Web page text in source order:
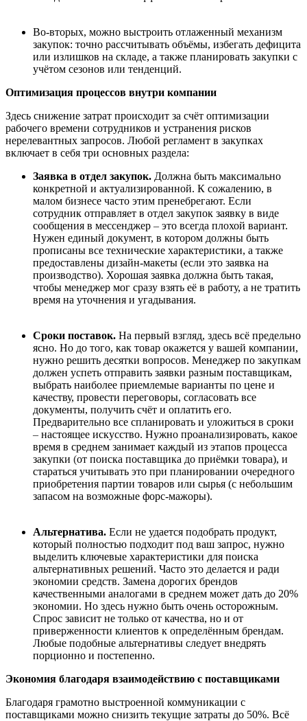
Во-вторых, можно выстроить отлаженный механизм
закупок: точно рассчитывать объёмы, избегать дефицита
или излишков на складе, а также планировать закупки с
учётом сезонов или тенденций.
Оптимизация процессов внутри компании
Здесь снижение затрат происходит за счёт оптимизации
рабочего времени сотрудников и устранения рисков
нерелевантных запросов. Любой регламент в закупках
включает в себя три основных раздела:
Заявка в отдел закупок. Должна быть максимально
конкретной и актуализированной. К сожалению, в
малом бизнесе часто этим пренебрегают. Если
сотрудник отправляет в отдел закупок заявку в виде
сообщения в мессенджер – это всегда плохой вариант.
Нужен единый документ, в котором должны быть
прописаны все технические характеристики, а также
предоставлены дизайн-макеты (если это заявка на
производство). Хорошая заявка должна быть такая,
чтобы менеджер мог сразу взять её в работу, а не тратить
время на уточнения и угадывания.
Сроки поставок. На первый взгляд, здесь всё предельно
ясно. Но до того, как товар окажется у вашей компании,
нужно решить десятки вопросов. Менеджер по закупкам
должен успеть отправить заявки разным поставщикам,
выбрать наиболее приемлемые варианты по цене и
качеству, провести переговоры, согласовать все
документы, получить счёт и оплатить его.
Предварительно все спланировать и уложиться в сроки
– настоящее искусство. Нужно проанализировать, какое
время в среднем занимает каждый из этапов процесса
закупки (от поиска поставщика до приёмки товара), и
стараться учитывать это при планировании очередного
приобретения партии товаров или сырья (с небольшим
запасом на возможные форс-мажоры).
Альтернатива. Если не удается подобрать продукт,
который полностью подходит под ваш запрос, нужно
выделить ключевые характеристики для поиска
альтернативных решений. Часто это делается и ради
экономии средств. Замена дорогих брендов
качественными аналогами в среднем может дать до 20%
экономии. Но здесь нужно быть очень осторожным.
Спрос зависит не только от качества, но и от
приверженности клиентов к определённым брендам.
Любые подобные альтернативы следует внедрять
порционно и постепенно.
Экономия благодаря взаимодействию с поставщиками
Благодаря грамотно выстроенной коммуникации с
поставщиками можно снизить текущие затраты до 50%. Всё